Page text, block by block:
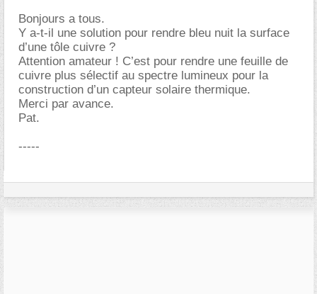
Bonjours a tous.
Y a-t-il une solution pour rendre bleu nuit la surface
d’une tôle cuivre ?
Attention amateur ! C’est pour rendre une feuille de
cuivre plus sélectif au spectre lumineux pour la
construction d’un capteur solaire thermique.
Merci par avance.
Pat.
-----